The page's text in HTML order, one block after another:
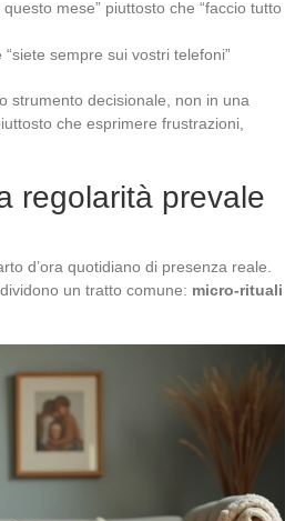
mese” piuttosto che “faccio tutto
sempre sui vostri telefoni”
strumento decisionale, non in una
che esprimere frustrazioni,
regolarità prevale
d’ora quotidiano di presenza reale.
un tratto comune: micro-rituali